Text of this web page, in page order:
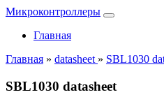
Микроконтроллеры
Главная
Главная » datasheet » SBL1030
SBL1030 datasheet